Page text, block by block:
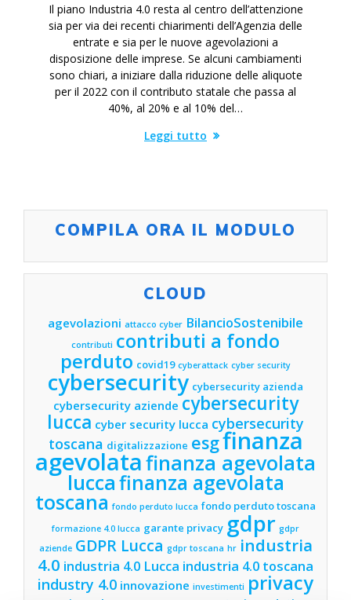
Il piano Industria 4.0 resta al centro dell’attenzione
sia per via dei recenti chiarimenti dell’Agenzia delle
entrate e sia per le nuove agevolazioni a
disposizione delle imprese. Se alcuni cambiamenti
sono chiari, a iniziare dalla riduzione delle aliquote
per il 2022 con il contributo statale che passa al
40%, al 20% e al 10% del…
Leggi tutto
COMPILA ORA IL MODULO
CLOUD
agevolazioni attacco cyber BilancioSostenibile
contributi contributi a fondo
perduto covid19 cyberattack cyber security
cybersecurity cybersecurity azienda
cybersecurity aziende cybersecurity
lucca cyber security lucca cybersecurity
toscana digitalizzazione esgfinanza
agevolatafinanza agevolata
luccafinanza agevolata
toscana fondo perduto lucca fondo perduto toscana
formazione 4.0 lucca garante privacy gdpr gdpr
aziende GDPR Lucca gdpr toscana hr industria
4.0 industria 4.0 Lucca industria 4.0 toscana
industry 4.0 innovazione investimenti privacy